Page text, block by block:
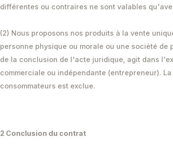
différentes ou contraires ne sont valables
(2) Nous proposons nos produits à la vente
personne physique ou morale ou une société
de la conclusion de l'acte juridique, agit dans
commerciale ou indépendante (entrepreneur).
consommateurs est exclue.
2 Conclusion du contrat